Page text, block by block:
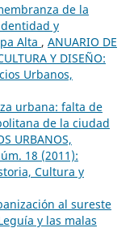
de la
y
Alta , ANUARIO DE
Y DISEÑO:
Urbanos,
urbana: falta de
de la ciudad
URBANOS,
18 (2011):
Cultura y
al sureste
y las malas